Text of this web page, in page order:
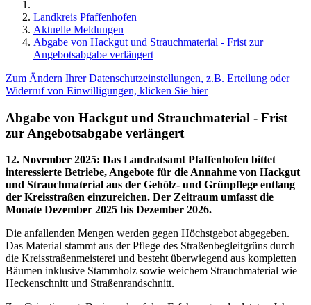
Landkreis Pfaffenhofen
Aktuelle Meldungen
Abgabe von Hackgut und Strauchmaterial - Frist zur
Angebotsabgabe verlängert
Zum Ändern Ihrer Datenschutzeinstellungen, z.B. Erteilung oder
Widerruf von Einwilligungen, klicken Sie hier
Abgabe von Hackgut und Strauchmaterial - Frist
zur Angebotsabgabe verlängert
12. November 2025: Das Landratsamt Pfaffenhofen bittet
interessierte Betriebe, Angebote für die Annahme von Hackgut
und Strauchmaterial aus der Gehölz- und Grünpflege entlang
der Kreisstraßen einzureichen. Der Zeitraum umfasst die
Monate Dezember 2025 bis Dezember 2026.
Die anfallenden Mengen werden gegen Höchstgebot abgegeben.
Das Material stammt aus der Pflege des Straßenbegleitgrüns durch
die Kreisstraßenmeisterei und besteht überwiegend aus kompletten
Bäumen inklusive Stammholz sowie weichem Strauchmaterial wie
Heckenschnitt und Straßenrandschnitt.